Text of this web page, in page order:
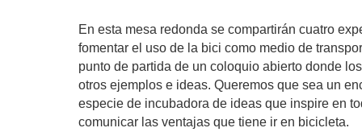
En esta mesa redonda se compartirán cuatro
fomentar el uso de la bici como medio de
punto de partida de un coloquio abierto donde
otros ejemplos e ideas. Queremos que sea un
especie de incubadora de ideas que inspire en
comunicar las ventajas que tiene ir en bicicleta.